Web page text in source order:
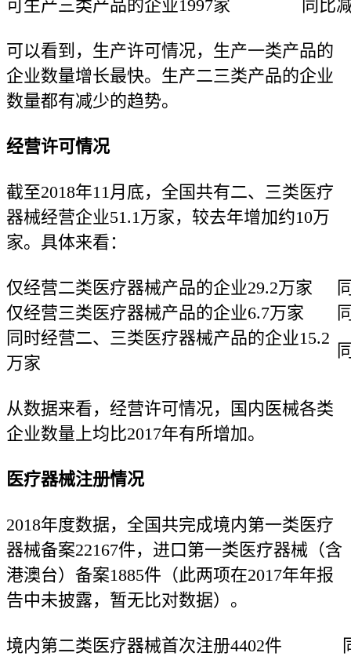
可生产三类产品的企业1997家
同比
可以看到，生产许可情况，生产一类产品的
企业数量增长最快。生产二三类产品的企业
数量都有减少的趋势。
经营许可情况
截至2018年11月底，全国共有二、三类医疗
器械经营企业51.1万家，较去年增加约10万
家。具体来看：
仅经营二类医疗器械产品的企业29.2万家
仅经营三类医疗器械产品的企业6.7万家
同时经营二、三类医疗器械产品的企业15.2
万家
从数据来看，经营许可情况，国内医械各类
企业数量上均比2017年有所增加。
医疗器械注册情况
2018年度数据，全国共完成境内第一类医疗
器械备案22167件，进口第一类医疗器械（含
港澳台）备案1885件（此两项在2017年年报
告中未披露，暂无比对数据）。
境内第二类医疗器械首次注册4402件